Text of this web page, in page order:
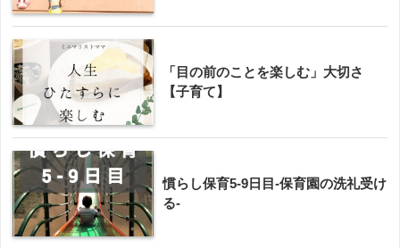
「目の前のことを楽しむ」大切さ
【子育て】
慣らし保育5-9日目-保育園の洗礼受け
る-